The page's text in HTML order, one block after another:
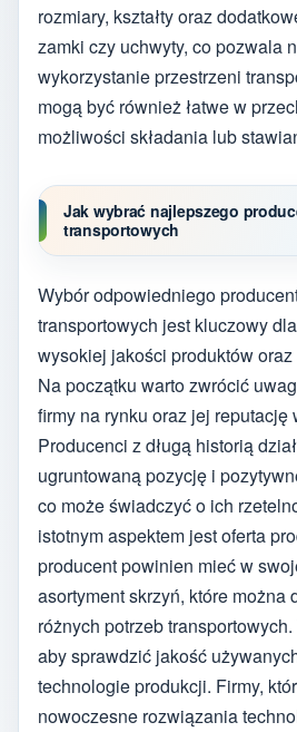
rozmiary, kształty oraz
zamki czy uchwyty, co pozwala
wykorzystanie przestrzeni
mogą być również łatwe w
możliwości składania lub
Jak wybrać najlepszego
transportowych
Wybór odpowiedniego
transportowych jest kluczowy
wysokiej jakości produktów
Na początku warto zwrócić
firmy na rynku oraz jej reputację
Producenci z długą historią
ugruntowaną pozycję i
co może świadczyć o ich
istotnym aspektem jest oferta
producent powinien mieć w
asortyment skrzyń, które można
różnych potrzeb
aby sprawdzić jakość
technologie produkcji. Firmy,
nowoczesne rozwiązania